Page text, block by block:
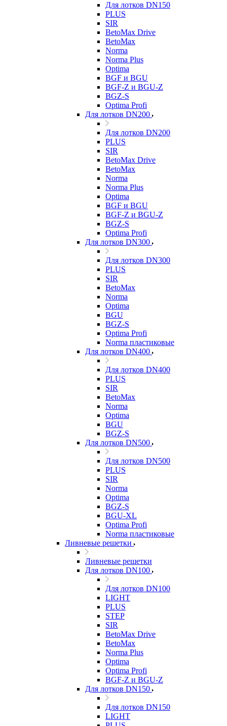
Для лотков DN150
PLUS
SIR
BetoMax Drive
BetoMax
Norma
Norma Plus
Optima
BGF и BGU
BGF-Z и BGU-Z
BGZ-S
Optima Profi
Для лотков DN200
Для лотков DN200
PLUS
SIR
BetoMax Drive
BetoMax
Norma
Norma Plus
Optima
BGF и BGU
BGF-Z и BGU-Z
BGZ-S
Optima Profi
Для лотков DN300
Для лотков DN300
PLUS
SIR
BetoMax
Norma
Optima
BGU
BGZ-S
Optima Profi
Norma пластиковые
Для лотков DN400
Для лотков DN400
PLUS
SIR
BetoMax
Norma
Optima
BGU
BGZ-S
Для лотков DN500
Для лотков DN500
PLUS
SIR
Norma
Optima
BGZ-S
BGU-XL
Optima Profi
Norma пластиковые
Ливневые решетки
Ливневые решетки
Для лотков DN100
Для лотков DN100
LIGHT
PLUS
STEP
SIR
BetoMax Drive
BetoMax
Norma Plus
Optima
Optima Profi
BGF-Z и BGU-Z
Для лотков DN150
Для лотков DN150
LIGHT